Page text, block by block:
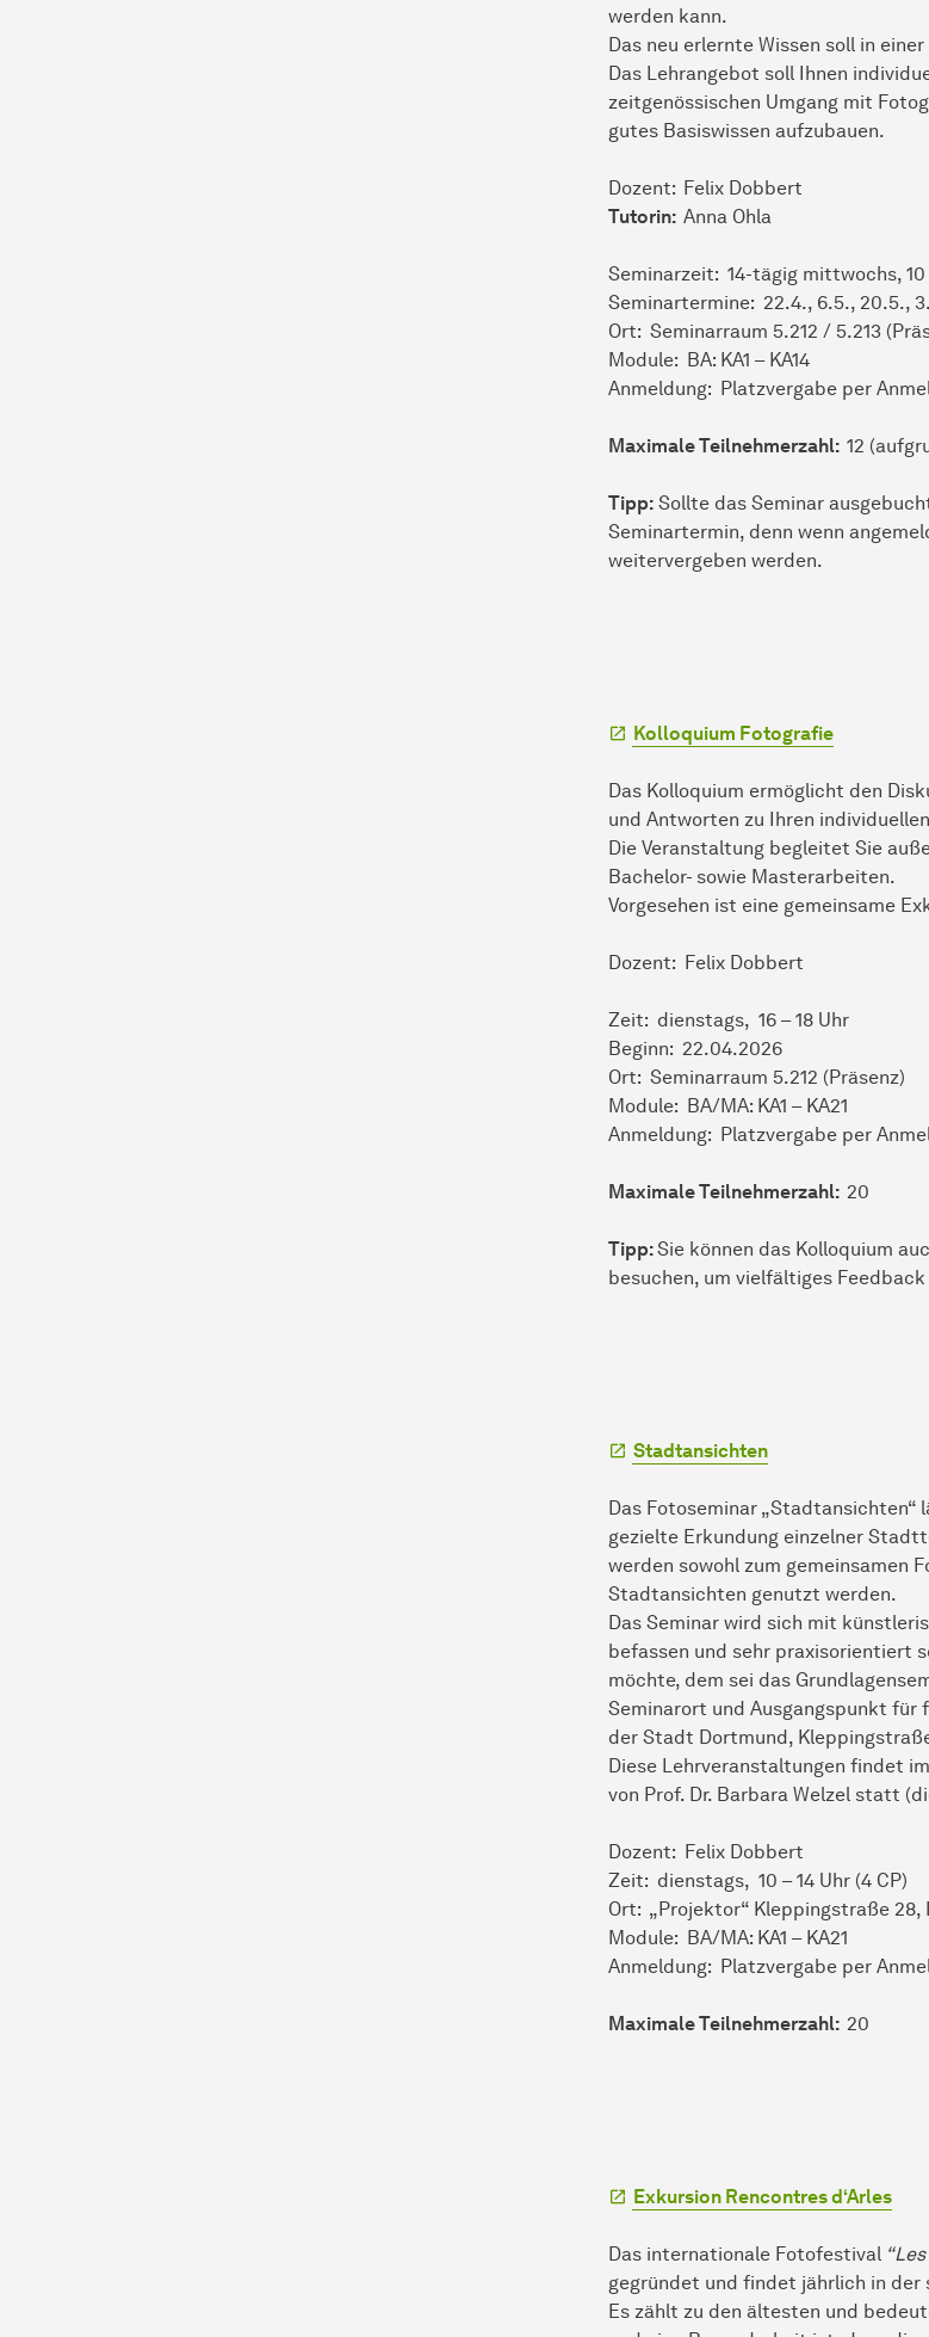
werden kann.
Das neu erlernte Wissen soll in
Das Lehrangebot soll Ihnen
zeitgenössischen Umgang mit
gutes Basiswissen aufzubauen.
Dozent: Felix Dobbert
Tutorin: Anna Ohla
Seminarzeit: 14-tägig mittwochs, 10
Seminartermine: 22.4., 6.5., 20.5.,
Ort: Seminarraum 5.212 / 5.213
Module: BA: KA1 – KA14
Anmeldung: Platzvergabe per
Maximale Teilnehmerzahl: 12
Tipp: Sollte das Seminar
Seminartermin, denn wenn
weitervergeben werden.
Kolloquium Fotografie
Das Kolloquium ermöglicht den
und Antworten zu Ihren
Die Veranstaltung begleitet Sie
Bachelor- sowie Masterarbeiten.
Vorgesehen ist eine gemeinsame
Dozent: Felix Dobbert
Zeit: dienstags, 16 – 18 Uhr
Beginn: 22.04.2026
Ort: Seminarraum 5.212 (Präsenz)
Module: BA/MA: KA1 – KA21
Anmeldung: Platzvergabe per
Maximale Teilnehmerzahl: 20
Tipp:Sie können das Kolloquium
besuchen, um vielfältiges
Stadtansichten
Das Fotoseminar
gezielte Erkundung einzelner
werden sowohl zum gemeinsamen
Stadtansichten genutzt werden.
Das Seminar wird sich mit
befassen und sehr praxisorientiert
möchte, dem sei das
Seminarort und Ausgangspunkt für
der Stadt Dortmund,
Diese Lehrveranstaltungen findet
von Prof. Dr. Barbara Welzel statt
Dozent: Felix Dobbert
Zeit: dienstags, 10 – 14 Uhr (4 CP)
Ort: „Projektor“ Kleppingstraße
Module: BA/MA: KA1 – KA21
Anmeldung: Platzvergabe per
Maximale Teilnehmerzahl: 20
Exkursion Rencontres d‘Arles
Das internationale Fotofestival
gegründet und findet jährlich in
Es zählt zu den ältesten und